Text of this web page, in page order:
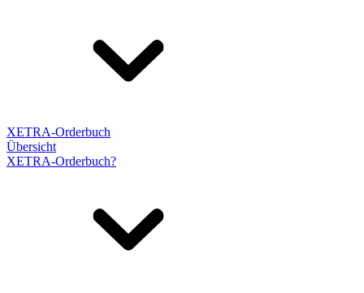
XETRA-Orderbuch
Übersicht
XETRA-Orderbuch?